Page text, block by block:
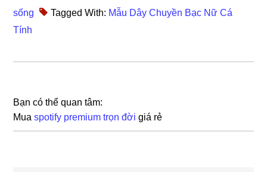
sống Tagged With: Mẫu Dây Chuyền Bạc Nữ Cá
Tính
Bạn có thể quan tâm:
Muaspotify premium trọn đời giá rẻ